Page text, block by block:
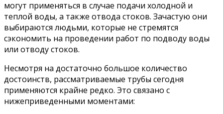
могут применяться в случае подачи холодной и
теплой воды, а также отвода стоков. Зачастую они
выбираются людьми, которые не стремятся
сэкономить на проведении работ по подводу воды
или отводу стоков.
Несмотря на достаточно большое количество
достоинств, рассматриваемые трубы сегодня
применяются крайне редко. Это связано с
нижеприведенными моментами: